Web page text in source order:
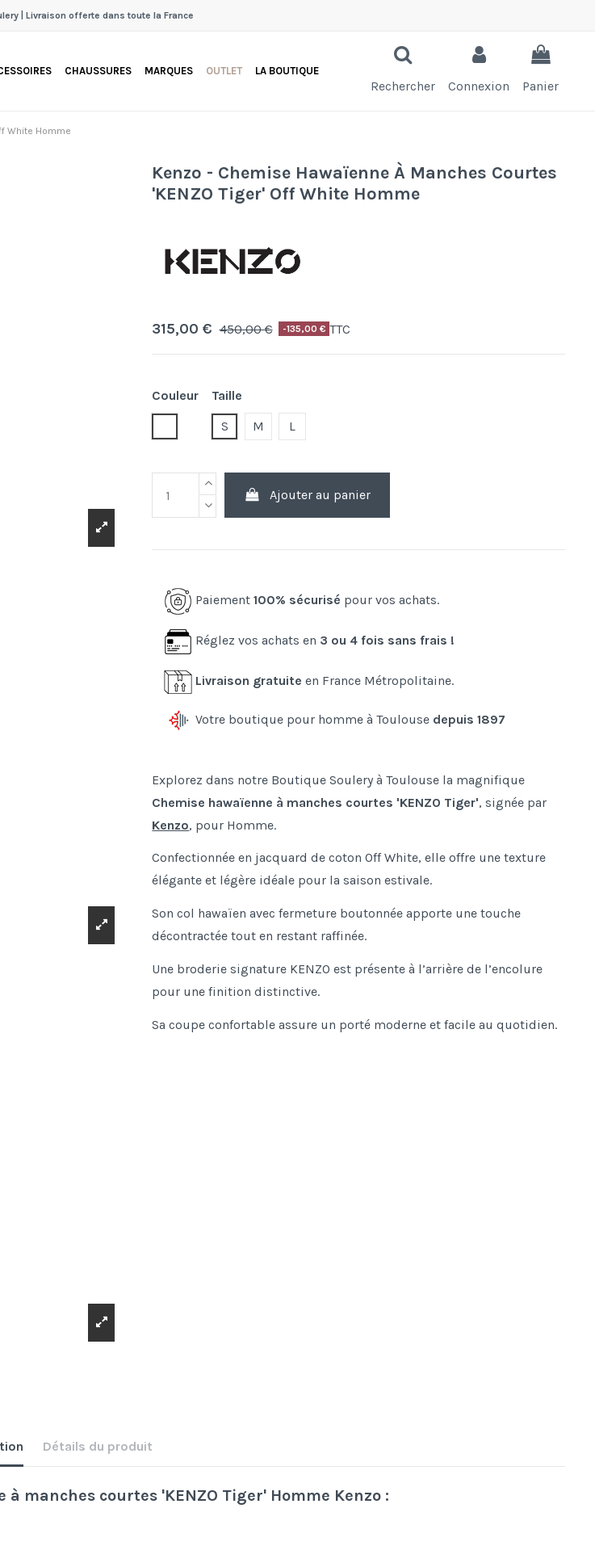
| Livraison offerte dans toute la France
CHAUSSURES MARQUES OUTLET LA BOUTIQUE
Rechercher Connexion Panier
White Homme
Kenzo - Chemise Hawaïenne À Manches Courtes
'KENZO Tiger' Off White Homme
315,00 € 450,00 € -135,00 € TTC
Couleur
2.off white
Taille
S
M L
Ajouter au panier
Paiement100% sécurisé pour vos achats.
Réglez vos achats en 3 ou 4 fois sans frais !
Livraison gratuite en France Métropolitaine.
Votre boutique pour homme à Toulouse depuis 1897
Explorez dans notre Boutique Soulery à Toulouse la magnifique
Chemise hawaïenne à manches courtes 'KENZO Tiger', signée par
Kenzo, pour Homme.
Confectionnée en jacquard de coton Off White, elle offre une texture
élégante et légère idéale pour la saison estivale.
Son col hawaïen avec fermeture boutonnée apporte une touche
décontractée tout en restant raffinée.
Une broderie signature KENZO est présente à l’arrière de l’encolure
pour une finition distinctive.
Sa coupe confortable assure un porté moderne et facile au quotidien.
Détails du produit
manches courtes 'KENZO Tiger' Homme Kenzo :